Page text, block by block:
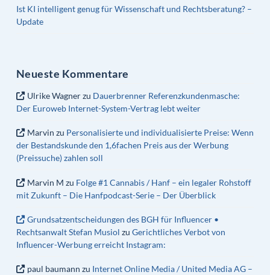
Ist KI intelligent genug für Wissenschaft und Rechtsberatung? –
Update
Neueste Kommentare
Ulrike Wagnerzu Dauerbrenner Referenzkundenmasche:
Der Euroweb Internet-System-Vertrag lebt weiter
Marvin zu Personalisierte und individualisierte Preise: Wenn
der Bestandskunde den 1,6fachen Preis aus der Werbung
(Preissuche) zahlen soll
Marvin M zu Folge #1 Cannabis / Hanf – ein legaler Rohstoff
mit Zukunft – Die Hanfpodcast-Serie – Der Überblick
Grundsatzentscheidungen des BGH für Influencer •
Rechtsanwalt Stefan Musiol zu Gerichtliches Verbot von
Influencer-Werbung erreicht Instagram:
paul baumann zu Internet Online Media / United Media AG –